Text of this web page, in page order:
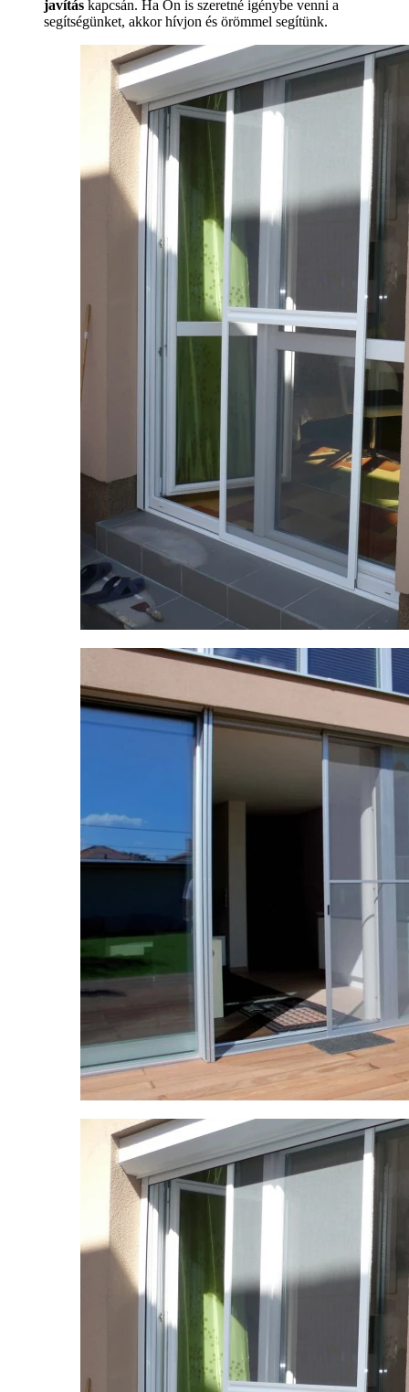
javítás kapcsán. Ha Ön is szeretné igénybe venni a
segítségünket, akkor hívjon és örömmel segítünk.